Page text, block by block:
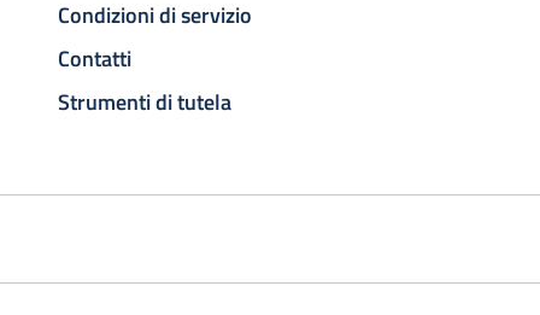
Condizioni di servizio
Contatti
Strumenti di tutela